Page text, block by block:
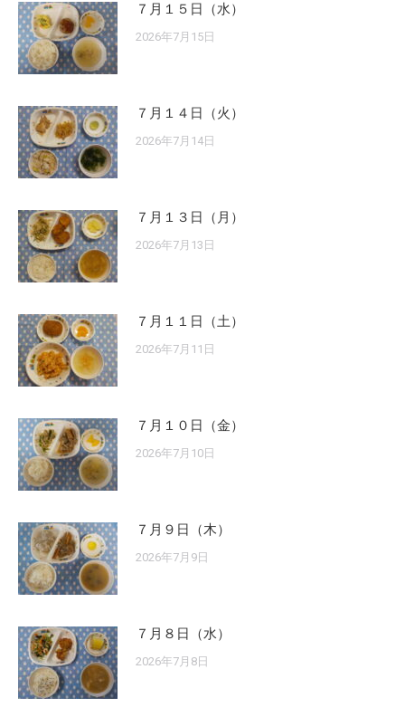
７月１５日（水）
2026年7月15日
７月１４日（火）
2026年7月14日
７月１３日（月）
2026年7月13日
７月１１日（土）
2026年7月11日
７月１０日（金）
2026年7月10日
７月９日（木）
2026年7月9日
７月８日（水）
2026年7月8日